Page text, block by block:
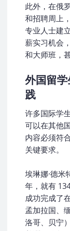
此外，在俄
和招聘周上
专业人士建
薪实习机会
和大师班，
外国留
践
许多国际学
可以在其他
内容必须符
关键要求。
埃琳娜·德
年，就有
成功完成了
孟加拉国、
洛哥、贝宁